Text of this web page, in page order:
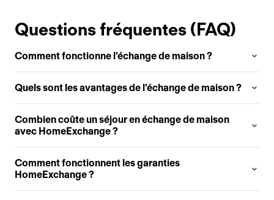
Questions fréquentes (FAQ)
Comment fonctionne l’échange de maison ?
Quels sont les avantages de l’échange de maison ?
Combien coûte un séjour en échange de maison
avec HomeExchange ?
Comment fonctionnent les garanties
HomeExchange ?